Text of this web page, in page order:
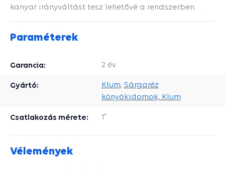
kanyar irányváltást tesz lehetővé a rendszerben.
Paraméterek
Garancia: 2 év
Gyártó: Klum, Sárgaréz
könyökidomok, Klum
Csatlakozás mérete: 1"
Vélemények